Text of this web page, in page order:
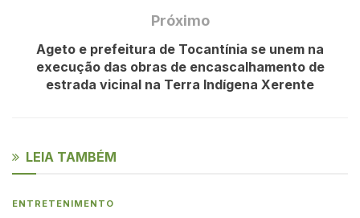
Próximo
Ageto e prefeitura de Tocantínia se unem na
execução das obras de encascalhamento de
estrada vicinal na Terra Indígena Xerente
LEIA TAMBÉM
ENTRETENIMENTO